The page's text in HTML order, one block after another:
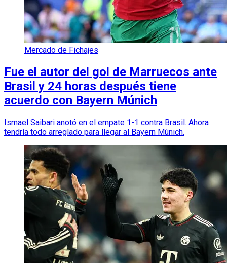
Mercado de Fichajes
Fue el autor del gol de Marruecos ante
Brasil y 24 horas después tiene
acuerdo con Bayern Múnich
Ismael Saibari anotó en el empate 1-1 contra Brasil. Ahora
tendría todo arreglado para llegar al Bayern Múnich.